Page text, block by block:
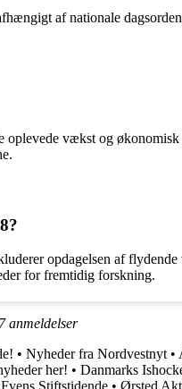
af nationale
vækst og
opdagelsen af
for fremtidig forskning.
7anmeldelser
• Nyheder fra Nordvestnyt •
her! • Danmarks